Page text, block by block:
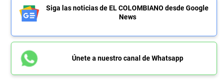
Siga las noticias de EL COLOMBIANO desde Google
News
Únete a nuestro canal de Whatsapp